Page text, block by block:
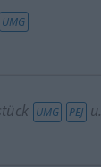
UMG
UMG PEJ u.